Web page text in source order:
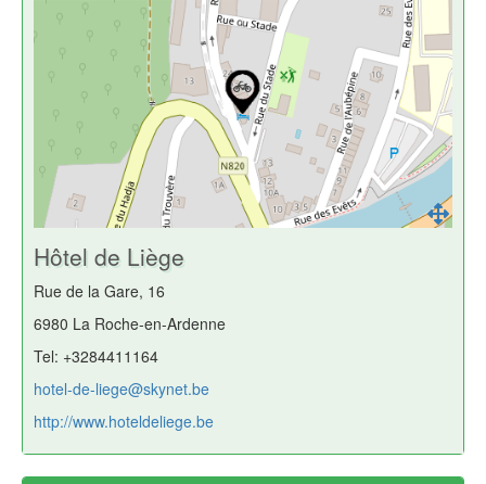
Hôtel de Liège
Rue de la Gare, 16
6980 La Roche-en-Ardenne
Tel: +3284411164
hotel-de-liege@skynet.be
http://www.hoteldeliege.be